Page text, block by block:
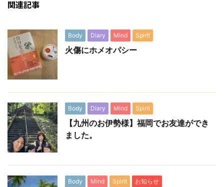
関連記事
Body Diary Mind Spirit
火傷にホメオパシー
Body Diary Mind Spirit
【九州のお伊勢様】福岡でお友達ができ
ました。
Body Mind Spirit お知らせ